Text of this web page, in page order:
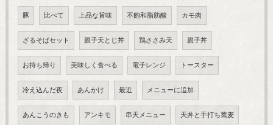
豚 比べて 上品な旨味 不飽和脂肪酸 カモ肉
ざるそばセット 親子天とじ丼 鶏ささみ天 親子丼
お持ち帰り 美味しく食べる 電子レンジ トースター
冷え込んだ夜 あんかけ 最近 メニューに追加
あんこうのきも アンキモ 串天メニュー 天丼と手打ち蕎麦